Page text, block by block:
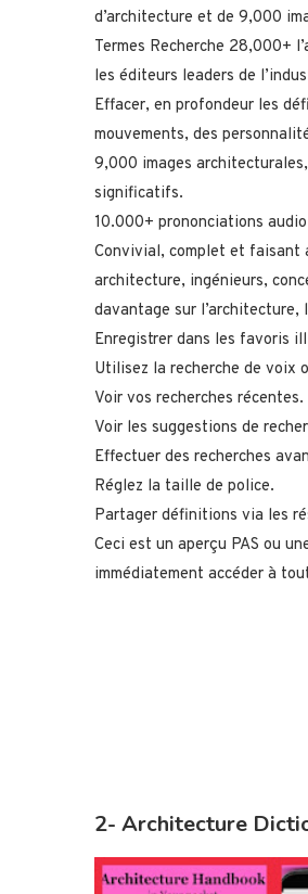
d’architecture et de 9,000
Termes Recherche 28,000+
les éditeurs leaders de
Effacer, en profondeur les
mouvements, des
9,000 images
significatifs.
10.000+ prononciations
Convivial, complet et faisant
architecture, ingénieurs,
davantage sur l’architecture,
Enregistrer dans les favoris
Utilisez la recherche de voix
Voir vos recherches récentes.
Voir les suggestions de
Effectuer des recherches
Réglez la taille de police.
Partager définitions via les
Ceci est un aperçu PAS ou
immédiatement accéder à
2- Architecture